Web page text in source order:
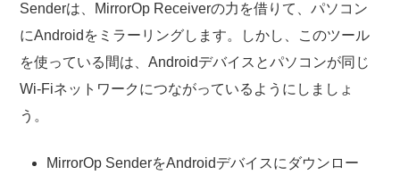
Senderは、MirrorOp Receiverの力を借りて、パソコン
にAndroidをミラーリングします。しかし、このツール
を使っている間は、Androidデバイスとパソコンが同じ
Wi-Fiネットワークにつながっているようにしましょ
う。
MirrorOp SenderをAndroidデバイスにダウンロー